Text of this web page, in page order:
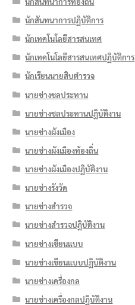
นักสันทนาการปฏิบัติการ
นักเทคโนโลยีสารสนเทศ
นักเทคโนโลยีสารสนเทศปฏิบัติการ
นักเรียนนายสิบตำรวจ
นายช่างชลประทาน
นายช่างชลประทานปฏิบัติงาน
นายช่างผังเมือง
นายช่างผังเมืองท้องถิ่น
นายช่างผังเมืองปฏิบัติงาน
นายช่างรังวัด
นายช่างสำรวจ
นายช่างสำรวจปฏิบัติงาน
นายช่างเขียนแบบ
นายช่างเขียนแบบปฏิบัติงาน
นายช่างเครื่องกล
นายช่างเครื่องกลปฏิบัติงาน